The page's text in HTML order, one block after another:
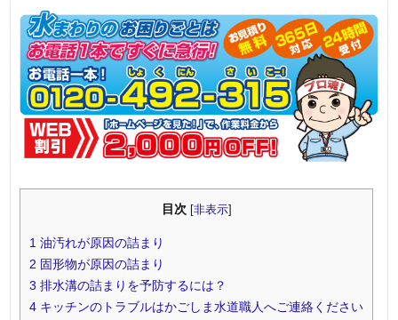
目次 [非表示]
1 油汚れが原因の詰まり
2 固形物が原因の詰まり
3 排水溝の詰まりを予防するには？
4 キッチンのトラブルはかごしま水道職人へご連絡ください